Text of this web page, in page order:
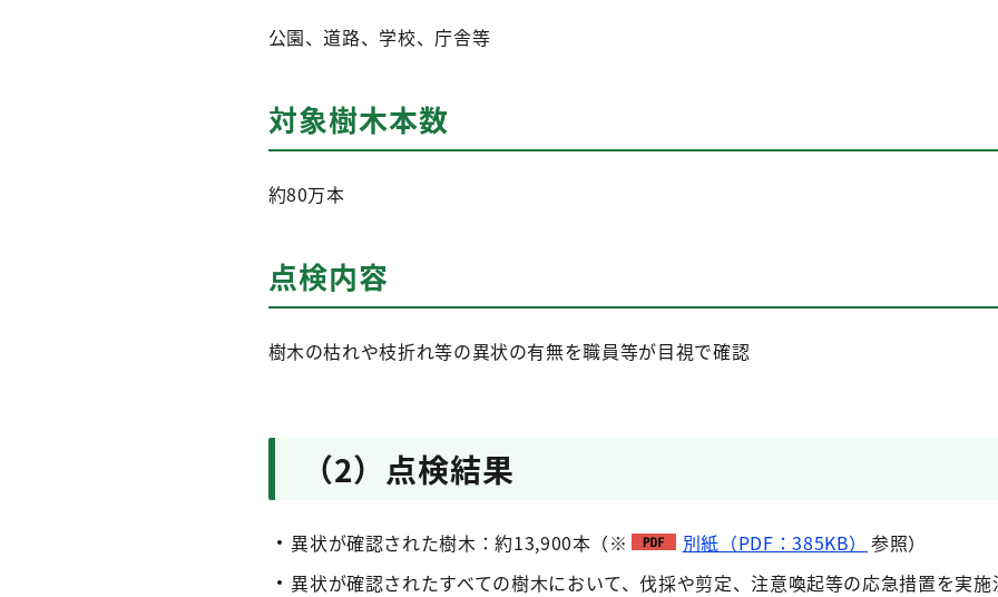
公園、道路、学校、庁舎等
対象樹木本数
約80万本
点検内容
樹木の枯れや枝折れ等の異状の有無を職員等が目視で確認
（2）点検結果
異状が確認された樹木：約13,900本（※ 別紙（PDF：385KB）
参照）
異状が確認されたすべての樹木において、伐採や剪定、注意喚起等の応急措置を実施